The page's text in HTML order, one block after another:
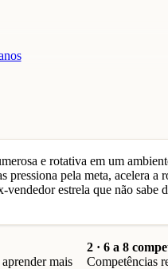
e rotativa em um
pressiona pela meta, acelera a
estrela que não sabe
mais
2 · 6 a 8
Competências